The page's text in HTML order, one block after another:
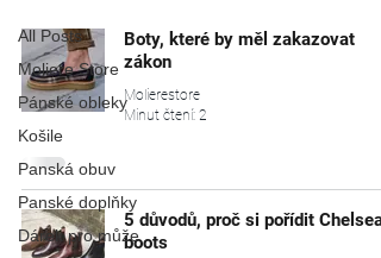
All Posts
Moliere Store
Pánské obleky
Košile
Panská obuv
Panské doplňky
Dárek pro může
Boty, které by měl zakazovat
zákon
Molierestore
Minut čtení: 2
5 důvodů, proč si pořídit Chelsea
boots